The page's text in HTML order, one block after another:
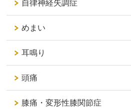
自律神経失調症
めまい
耳鳴り
頭痛
膝痛・変形性膝関節症